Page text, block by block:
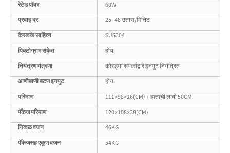
रेटेड पॉवर
60W
प्रवाह दर
25- 48 उतारा/मिनिट
केसवर्क साहित्य
SUS304
पिक्टोग्राम संकेत
होय
नियंत्रण यंत्रणा
कोरड्या संपर्काद्वारे इनपुट नियंत्रित
आणीबाणी बटण इनपुट
होय
परिमाण
111×98×26(CM) + हाताची लांबी 50CM
पॅकेज परिमाण
120×108×38(CM)
निव्वळ वजन
46KG
पॅकेजसह एकूण वजन
54KG